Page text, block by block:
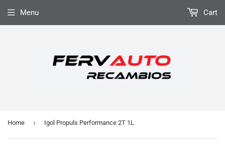
Menu Cart
Home › Igol Propuls Performance 2T 1L